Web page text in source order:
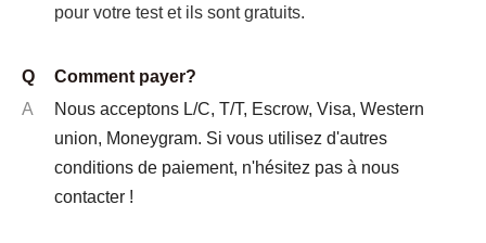
pour votre test et ils sont gratuits.
Q
Comment payer?
A
Nous acceptons L/C, T/T, Escrow, Visa, Western
union, Moneygram. Si vous utilisez d'autres
conditions de paiement, n'hésitez pas à nous
contacter !